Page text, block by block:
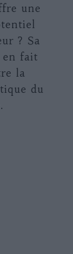
une
? Sa
en fait
la
du